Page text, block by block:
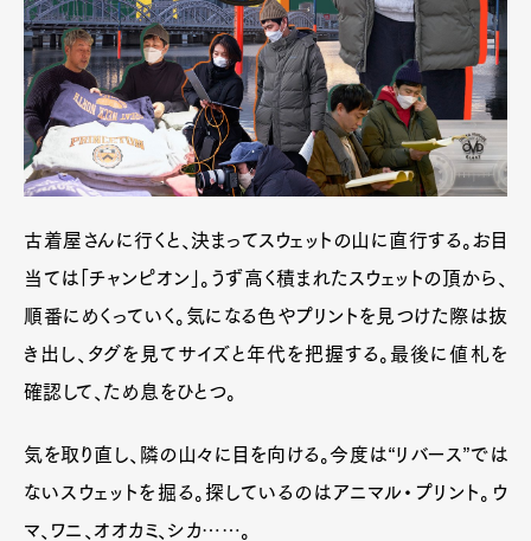
古着屋さんに行くと、決まってスウェットの山に直行する。お目
当ては「チャンピオン」。うず高く積まれたスウェットの頂から、
順番にめくっていく。気になる色やプリントを見つけた際は抜
き出し、タグを見てサイズと年代を把握する。最後に値札を
確認して、ため息をひとつ。
気を取り直し、隣の山々に目を向ける。今度は“リバース”では
ないスウェットを掘る。探しているのはアニマル・プリント。ウ
マ、ワニ、オオカミ、シカ……。